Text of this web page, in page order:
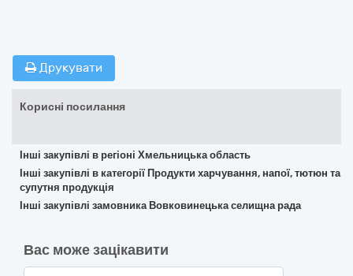
Друкувати
Корисні посилання
Інші закупівлі в регіоні Хмельницька область
Інші закупівлі в категорії Продукти харчування, напої, тютюн та
супутня продукція
Інші закупівлі замовника Вовковинецька селищна рада
Вас може зацікавити